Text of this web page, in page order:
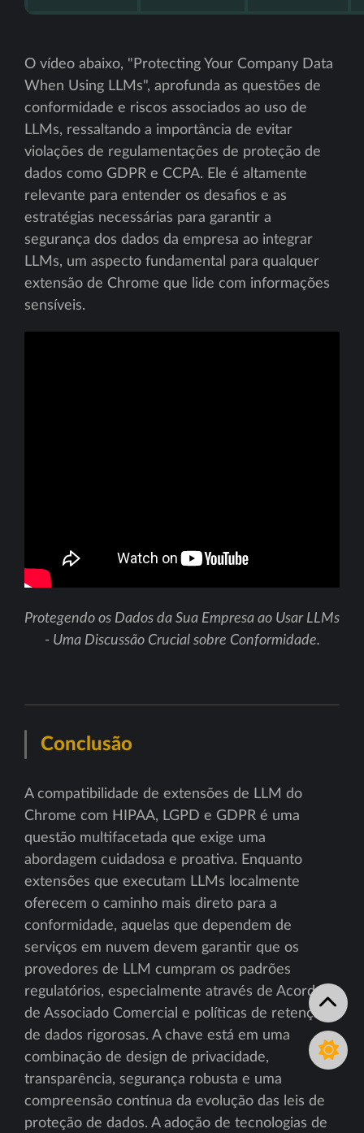
O vídeo abaixo, "Protecting Your Company Data
When Using LLMs", aprofunda as questões de
conformidade e riscos associados ao uso de
LLMs, ressaltando a importância de evitar
violações de regulamentações de proteção de
dados como GDPR e CCPA. Ele é altamente
relevante para entender os desafios e as
estratégias necessárias para garantir a
segurança dos dados da empresa ao integrar
LLMs, um aspecto fundamental para qualquer
extensão de Chrome que lide com informações
sensíveis.
Protegendo os Dados da Sua Empresa ao Usar LLMs
- Uma Discussão Crucial sobre Conformidade.
Conclusão
A compatibilidade de extensões de LLM do
Chrome com HIPAA, LGPD e GDPR é uma
questão multifacetada que exige uma
abordagem cuidadosa e proativa. Enquanto
extensões que executam LLMs localmente
oferecem o caminho mais direto para a
conformidade, aquelas que dependem de
serviços em nuvem devem garantir que os
provedores de LLM cumpram os padrões
regulatórios, especialmente através de Acordos
de Associado Comercial e políticas de retenção
de dados rigorosas. A chave está em uma
combinação de design de privacidade,
transparência, segurança robusta e uma
compreensão contínua da evolução das leis de
proteção de dados. A adoção de tecnologias de